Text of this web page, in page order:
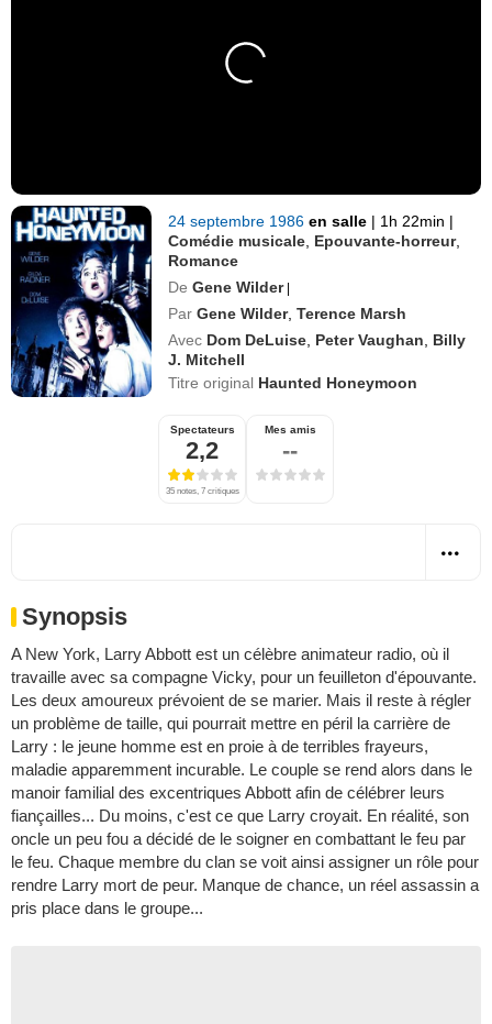
24 septembre 1986en salle | 1h 22min |
Comédie musicale Epouvante-horreur,
Romance
De Gene Wilder |
Par Gene Wilder,Terence Marsh
Avec Dom DeLuise Peter Vaughan
Billy
J. Mitchell
Titre original Haunted Honeymoon
Spectateurs
2,2
35 notes, 7 critiques
Mes amis
--
Synopsis
A New York, Larry Abbott est un célèbre animateur radio, où il
travaille avec sa compagne Vicky, pour un feuilleton d'épouvante.
Les deux amoureux prévoient de se marier. Mais il reste à régler
un problème de taille, qui pourrait mettre en péril la carrière de
Larry : le jeune homme est en proie à de terribles frayeurs,
maladie apparemment incurable. Le couple se rend alors dans le
manoir familial des excentriques Abbott afin de célébrer leurs
fiançailles... Du moins, c'est ce que Larry croyait. En réalité, son
oncle un peu fou a décidé de le soigner en combattant le feu par
le feu. Chaque membre du clan se voit ainsi assigner un rôle pour
rendre Larry mort de peur. Manque de chance, un réel assassin a
pris place dans le groupe...